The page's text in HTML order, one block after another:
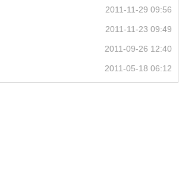
2011-11-29 09:56
2011-11-23 09:49
2011-09-26 12:40
2011-05-18 06:12